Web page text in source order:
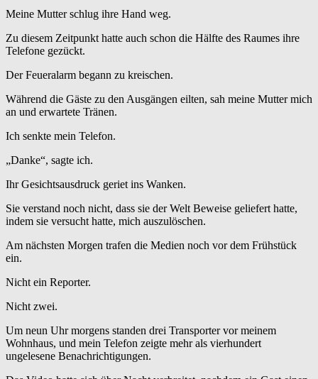
Meine Mutter schlug ihre Hand weg.
Zu diesem Zeitpunkt hatte auch schon die Hälfte des Raumes ihre
Telefone gezückt.
Der Feueralarm begann zu kreischen.
Während die Gäste zu den Ausgängen eilten, sah meine Mutter mich
an und erwartete Tränen.
Ich senkte mein Telefon.
„Danke“, sagte ich.
Ihr Gesichtsausdruck geriet ins Wanken.
Sie verstand noch nicht, dass sie der Welt Beweise geliefert hatte,
indem sie versucht hatte, mich auszulöschen.
Am nächsten Morgen trafen die Medien noch vor dem Frühstück
ein.
Nicht ein Reporter.
Nicht zwei.
Um neun Uhr morgens standen drei Transporter vor meinem
Wohnhaus, und mein Telefon zeigte mehr als vierhundert
ungelesene Benachrichtigungen.